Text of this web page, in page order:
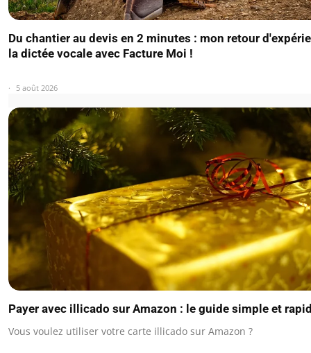
Du chantier au devis en 2 minutes : mon retour
la dictée vocale avec Facture Moi !
5 août 2026
Payer avec illicado sur Amazon : le guide simple et
Vous voulez utiliser votre carte illicado sur Amazon ?